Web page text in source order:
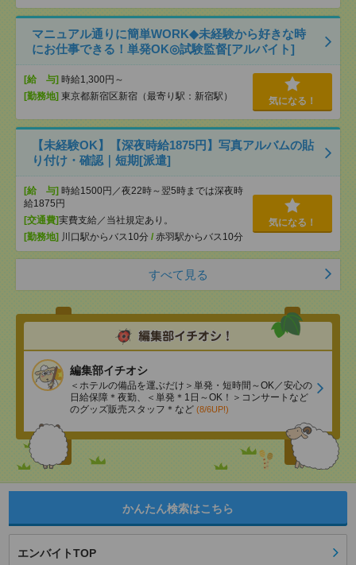
マニュアル通りに簡単WORK◆未経験から好きな時
にお仕事できる！単発OK◎試験監督[アルバイト]
[給 与] 時給1,300円～
[勤務地] 東京都新宿区新宿（最寄り駅：新宿駅） 気になる！
【未経験OK】【深夜時給1875円】写真アルバムの貼
り付け・確認｜短期[派遣]
[給 与] 時給1500円／夜22時～翌5時までは深夜時
給1875円
[交通費]実費支給／当社規定あり。
[勤務地] 川口駅からバス10分 / 赤羽駅からバス10分
気になる！
すべて見る
編集部イチオシ
＜ホテルの備品を運ぶだけ＞単発・短時間～OK／安心の
日給保障＊夜勤、＜単発＊1日～OK！＞コンサートなど
のグッズ販売スタッフ＊など (8/6UP!)
かんたん検索はこちら
エンバイトTOP